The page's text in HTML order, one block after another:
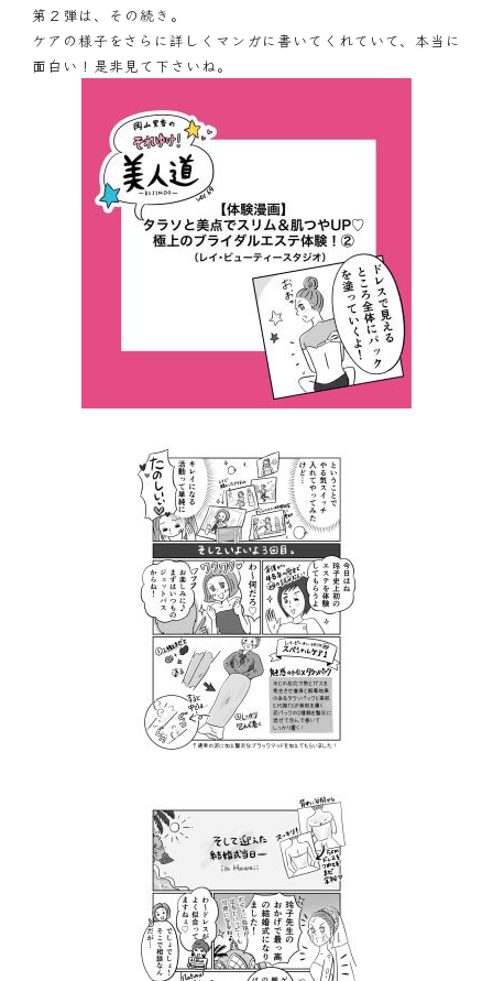
第２弾は、その続き。
ケアの様子をさらに詳しくマンガに書いてくれていて、本当に
面白い！是非見て下さいね。